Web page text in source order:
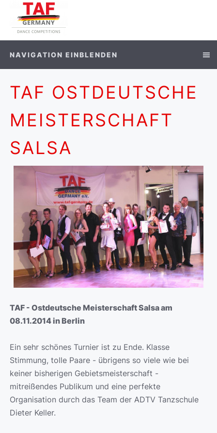
NAVIGATION EINBLENDEN
TAF OSTDEUTSCHE
MEISTERSCHAFT
SALSA
TAF - Ostdeutsche Meisterschaft Salsa am
08.11.2014 in Berlin
Ein sehr schönes Turnier ist zu Ende. Klasse
Stimmung, tolle Paare - übrigens so viele wie bei
keiner bisherigen Gebietsmeisterschaft -
mitreißendes Publikum und eine perfekte
Organisation durch das Team der ADTV Tanzschule
Dieter Keller.